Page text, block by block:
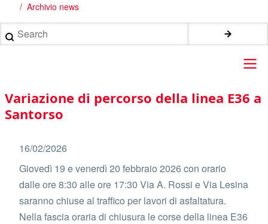
Briciole
di
pane
Archivio news
Search
Main
navigation
Variazione di percorso della linea E36 a
Santorso
16/02/2026
Giovedì 19 e venerdì 20 febbraio 2026 con orario
dalle ore 8:30 alle ore 17:30 Via A. Rossi e Via Lesina
saranno chiuse al traffico per lavori di asfaltatura.
Nella fascia oraria di chiusura le corse della linea E36